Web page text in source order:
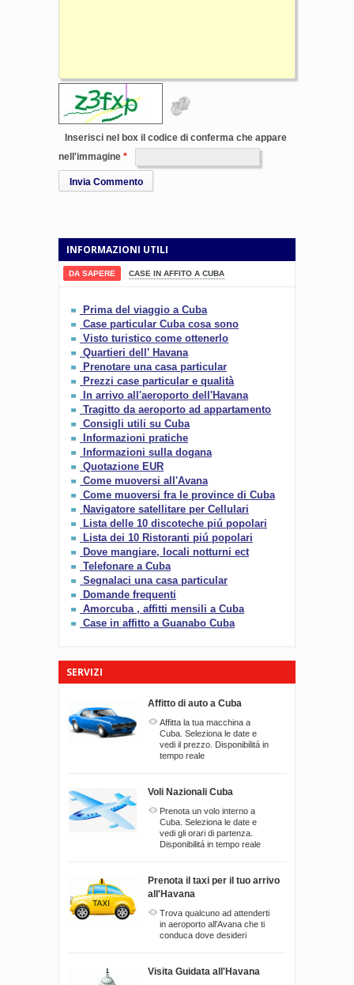
Inserisci nel box il codice di conferma che appare
nell'immagine
Invia Commento
INFORMAZIONI UTILI
DA SAPERE CASE IN AFFITO A CUBA
Prima del viaggio a Cuba
Case particular Cuba cosa sono
Visto turistico come ottenerlo
Quartieri dell' Havana
Prenotare una casa particular
Prezzi case particular e qualità
In arrivo all'aeroporto dell'Havana
Tragitto da aeroporto ad appartamento
Consigli utili su Cuba
Informazioni pratiche
Informazioni sulla dogana
Quotazione EUR
Come muoversi all'Avana
Come muoversi fra le province di Cuba
Navigatore satellitare per Cellulari
Lista delle 10 discoteche piú popolari
Lista dei 10 Ristoranti piú popolari
Dove mangiare, locali notturni ect
Telefonare a Cuba
Segnalaci una casa particular
Domande frequenti
Amorcuba , affitti mensili a Cuba
Case in affitto a Guanabo Cuba
SERVIZI
Affitto di auto a Cuba
Affitta la tua macchina a
Cuba. Seleziona le date e
vedi il prezzo. Disponibilitá in
tempo reale
Voli Nazionali Cuba
Prenota un volo interno a
Cuba. Seleziona le date e
vedi gli orari di partenza.
Disponibilitá in tempo reale
Prenota il taxi per il tuo arrivo
all'Havana
Trova qualcuno ad attenderti
in aeroporto all'Avana che ti
conduca dove desideri
Visita Guidata all'Havana